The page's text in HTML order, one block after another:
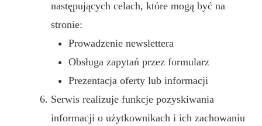
następujących celach, które mogą być na
stronie:
Prowadzenie newslettera
Obsługa zapytań przez formularz
Prezentacja oferty lub informacji
Serwis realizuje funkcje pozyskiwania
informacji o użytkownikach i ich zachowaniu